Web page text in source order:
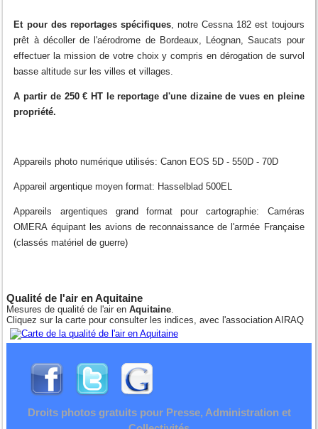
Et pour des reportages spécifiques, notre Cessna 182 est toujours
prêt à décoller de l'aérodrome de Bordeaux, Léognan, Saucats pour
effectuer la mission de votre choix y compris en dérogation de survol
basse altitude sur les villes et villages.
A partir de 250 € HT le reportage d'une dizaine de vues en pleine
propriété.
Appareils photo numérique utilisés: Canon EOS 5D - 550D - 70D
Appareil argentique moyen format: Hasselblad 500EL
Appareils argentiques grand format pour cartographie: Caméras
OMERA équipant les avions de reconnaissance de l'armée Française
(classés matériel de guerre)
Qualité de l'air en Aquitaine
Mesures de qualité de l'air enAquitaine.
Cliquez sur la carte pour consulter les indices, avec l'association AIRAQ
Droits photos gratuits pour Presse, Administration et